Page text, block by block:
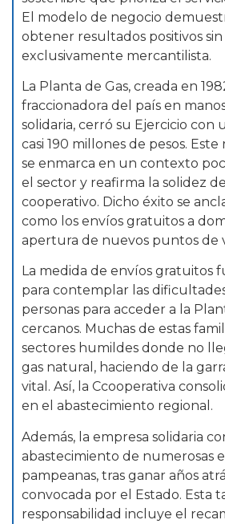
El modelo de negocio
obtener resultados positivos sin
exclusivamente mercantilista.
La Planta de Gas, creada en
fraccionadora del país en
solidaria, cerró su Ejercicio con
casi 190 millones de pesos.
se enmarca en un contexto
el sector y reafirma la solidez
cooperativo. Dicho éxito se
como los envíos gratuitos a
apertura de nuevos puntos de
La medida de envíos gratuitos
para contemplar las
personas para acceder a la
cercanos. Muchas de estas
sectores humildes donde no
gas natural, haciendo de la
vital. Así, la Ccooperativa
en el abastecimiento regional.
Además, la empresa solidaria
abastecimiento de numerosas
pampeanas, tras ganar años
convocada por el Estado. Esta
responsabilidad incluye el